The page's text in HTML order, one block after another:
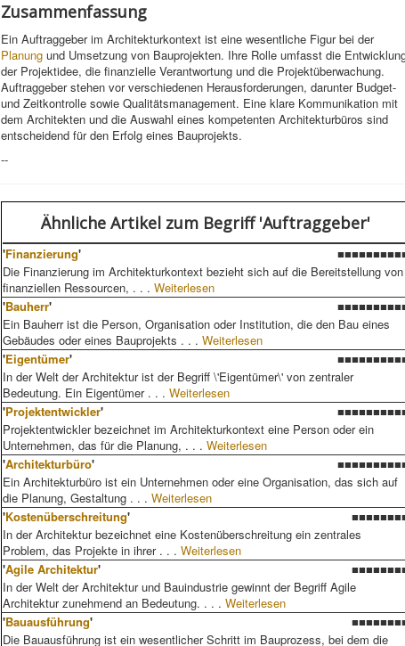
Zusammenfassung
Ein Auftraggeber im Architekturkontext ist eine wesentliche Figur bei der
Planung und Umsetzung von Bauprojekten. Ihre Rolle umfasst die
der Projektidee, die finanzielle Verantwortung und die Projektüberwachung.
Auftraggeber stehen vor verschiedenen Herausforderungen, darunter Budget-
und Zeitkontrolle sowie Qualitätsmanagement. Eine klare Kommunikation mit
dem Architekten und die Auswahl eines kompetenten Architekturbüros sind
entscheidend für den Erfolg eines Bauprojekts.
--
Ähnliche Artikel zum Begriff 'Auftraggeber'
'Finanzierung'
Die Finanzierung im Architekturkontext bezieht sich auf die Bereitstellung von
finanziellen Ressourcen, . . . Weiterlesen
'Bauherr'
Ein Bauherr ist die Person, Organisation oder Institution, die den Bau eines
Gebäudes oder eines Bauprojekts . . . Weiterlesen
'Eigentümer'
In der Welt der Architektur ist der Begriff \'Eigentümer\' von zentraler
Bedeutung. Ein Eigentümer . . . Weiterlesen
'Projektentwickler'
Projektentwickler bezeichnet im Architekturkontext eine Person oder ein
Unternehmen, das für die Planung, . . . Weiterlesen
'Architekturbüro'
Ein Architekturbüro ist ein Unternehmen oder eine Organisation, das sich auf
die Planung, Gestaltung . . . Weiterlesen
'Kostenüberschreitung'
In der Architektur bezeichnet eine Kostenüberschreitung ein zentrales
Problem, das Projekte in ihrer . . . Weiterlesen
'Agile Architektur'
In der Welt der Architektur und Bauindustrie gewinnt der Begriff Agile
Architektur zunehmend an Bedeutung. . . . Weiterlesen
'Bauausführung'
Die Bauausführung ist ein wesentlicher Schritt im Bauprozess, bei dem die